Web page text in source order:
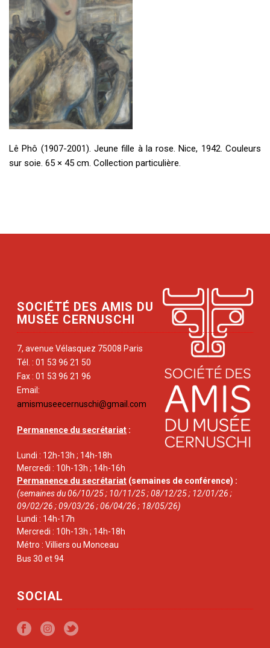
Lê Phô (1907-2001). Jeune fille à la rose. Nice, 1942. Couleurs
sur soie. 65 × 45 cm. Collection particulière.
SOCIÉTÉ DES AMIS DU
MUSÉE CERNUSCHI
7, avenue Vélasquez 75008 Paris
Tél. : 01 53 96 21 50
Fax : 01 53 96 21 96
Email:
amismuseecernuschi@gmail.com
Permanence du secrétariat :
Lundi : 12h-13h ; 14h-18h
Mercredi : 10h-13h ; 14h-16h
Permanence du secrétariat (semaines de conférence) :
(semaines du 06/10/25 ; 10/11/25 ; 08/12/25 ; 12/01/26 ;
09/02/26 ; 09/03/26 ; 06/04/26 ; 18/05/26)
Lundi : 14h-17h
Mercredi : 10h-13h ; 14h-18h
Métro : Villiers ou Monceau
Bus 30 et 94
SOCIAL